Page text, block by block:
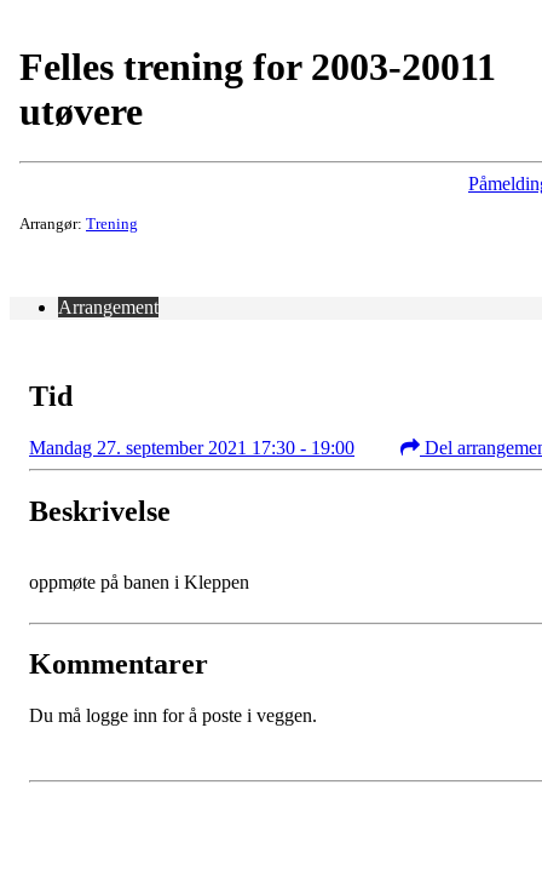
Felles trening for 2003-20011
utøvere
Arrangør: Trening
Arrangement
Tid
Mandag 27. september 2021 17:30 - 19:00 Del
Beskrivelse
oppmøte på banen i Kleppen
Kommentarer
Du må logge inn for å poste i veggen.